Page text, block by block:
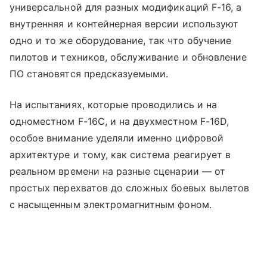
универсальной для разных модификаций F-16, а
внутренняя и контейнерная версии используют
одно и то же оборудование, так что обучение
пилотов и техников, обслуживание и обновление
ПО становятся предсказуемыми.
На испытаниях, которые проводились и на
одноместном F-16C, и на двухместном F-16D,
особое внимание уделяли именно цифровой
архитектуре и тому, как система реагирует в
реальном времени на разные сценарии — от
простых перехватов до сложных боевых вылетов
с насыщенным электромагнитным фоном.